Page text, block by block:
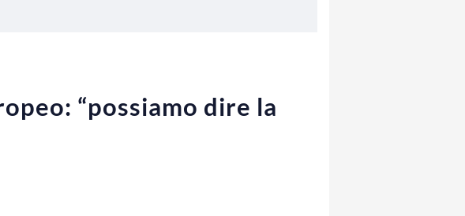
“possiamo dire la